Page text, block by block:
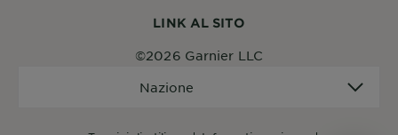
LINK AL SITO
Nazione
©2026 Garnier LLC